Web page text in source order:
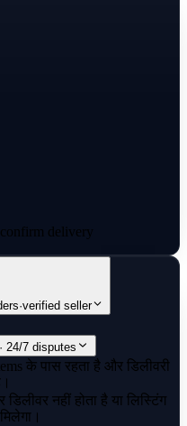
delivery
·verified seller
24/7 disputes
के पास रहता है और डिलीवरी
नहीं होता है या लिस्टिंग